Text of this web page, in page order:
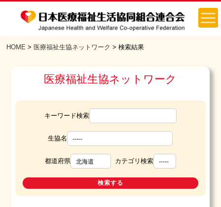
HOME > 医療福祉生協ネットワーク > 検索結果
医療福祉生協ネットワーク
キーワード検索
生協名
都道府県 カテゴリ検索